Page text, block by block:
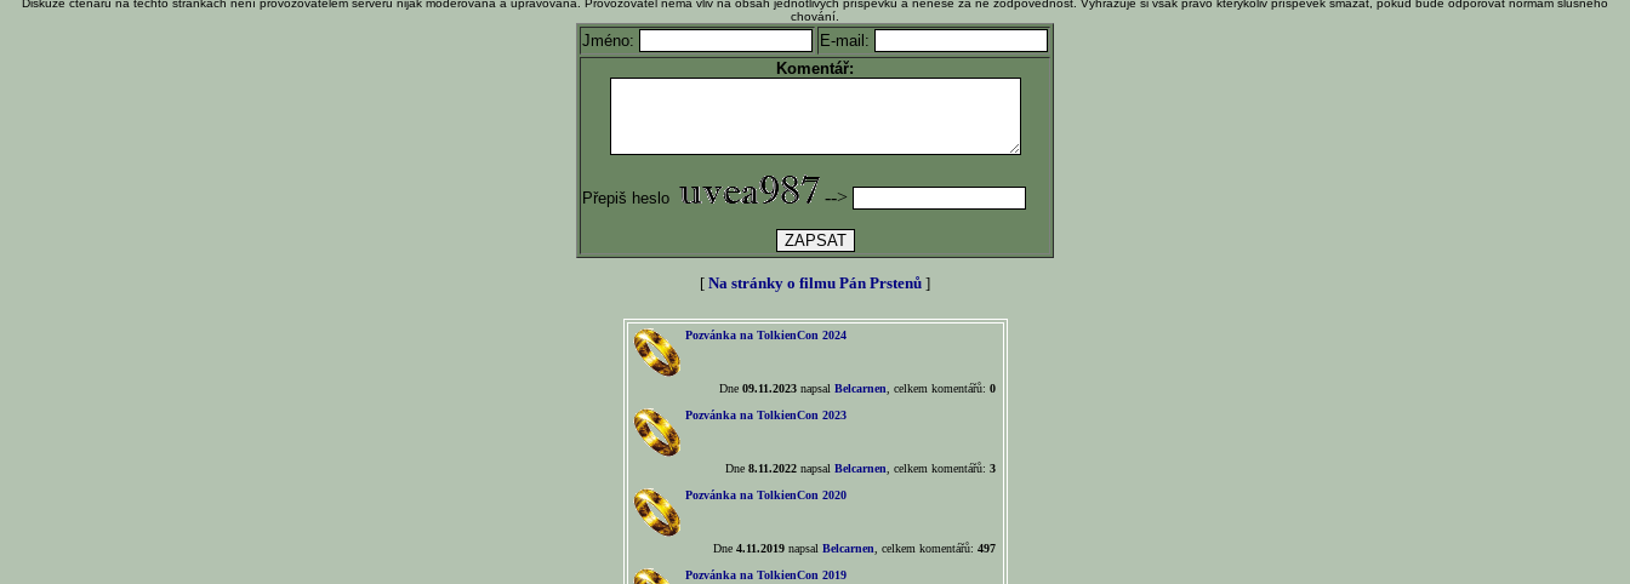
Diskuze čtenářů na těchto stránkách není provozovatelem serveru nijak moderována a upravována. Provozovatel nemá vliv na obsah jednotlivých příspěvků a nenese za ně zodpovědnost. Vyhrazuje si však právo kterýkoliv příspěvek smazat, pokud bude odporovat normám slušného
chování.
Jméno:
E-mail:
Komentář:
Přepiš heslo -->
[ Na stránky o filmu Pán Prstenů ]
Pozvánka na TolkienCon 2024
Dne 09.11.2023napsal Belcarnen , celkem komentářů: 0
Pozvánka na TolkienCon 2023
Dne 8.11.2022napsal Belcarnen , celkem komentářů: 3
Pozvánka na TolkienCon 2020
Dne 4.11.2019napsal Belcarnen , celkem komentářů: 497
Pozvánka na TolkienCon 2019